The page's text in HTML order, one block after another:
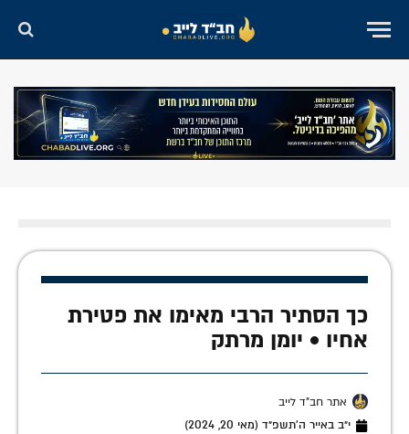
כך הסתיר הרבי מאימו את פטירת
אחיו • יומן מרתק
אתר חב"ד לייב
י״ב באייר ה׳תשפ״ד (מאי 20, 2024)